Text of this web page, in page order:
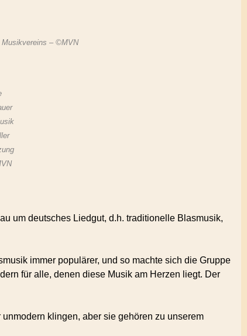
– ©MVN
um deutsches Liedgut, d.h. traditionelle Blasmusik,
immer populärer, und so machte sich die Gruppe
für alle, denen diese Musik am Herzen liegt. Der
klingen, aber sie gehören zu unserem